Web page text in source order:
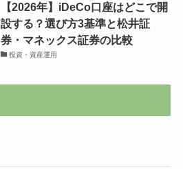
【2026年】iDeCo口座はどこで開
設する？選び方3基準と松井証
券・マネックス証券の比較
投資・資産運用